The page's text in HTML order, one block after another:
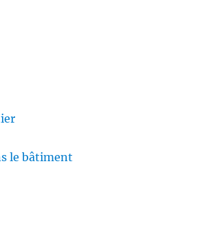
le bâtiment